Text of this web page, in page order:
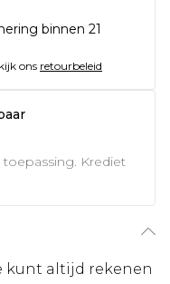
binnen 21
ons retourbeleid
Krediet
kunt altijd rekenen